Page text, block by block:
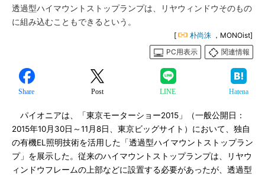
透過型ハイマウントストップランプは、リヤウィンドウそのもの
に組み込むこともできるという。
[ 朴尚洙 ，MONOist]
PC用表示
関連情報
Share Post LINE Hatena
パイオニアは、「東京モーターショー2015」（一般公開日：
2015年10月30日～11月8日、東京ビッグサイト）において、独自
の有機EL照明技術を活用した「透過型ハイマウントストップラン
プ」を展示した。従来のハイマウントストップランプは、リヤウ
ィンドウフレームの上部などに設置する必要があったが、透過型